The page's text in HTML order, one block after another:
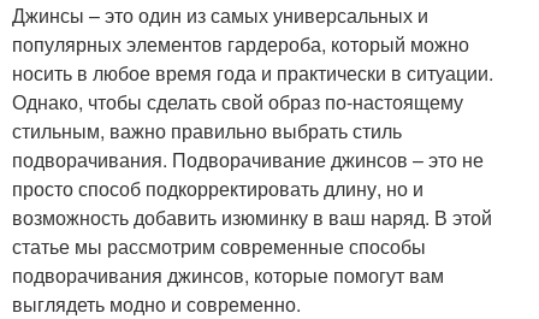
Джинсы – это один из самых универсальных и
популярных элементов гардероба, который можно
носить в любое время года и практически в ситуации.
Однако, чтобы сделать свой образ по-настоящему
стильным, важно правильно выбрать стиль
подворачивания. Подворачивание джинсов – это не
просто способ подкорректировать длину, но и
возможность добавить изюминку в ваш наряд. В этой
статье мы рассмотрим современные способы
подворачивания джинсов, которые помогут вам
выглядеть модно и современно.